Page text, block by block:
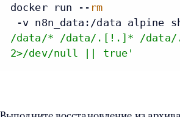
docker run -- rm
-v n8n_data:/data alpine
/data/* /data/.[!.]* /data/
2>/dev/null || true'